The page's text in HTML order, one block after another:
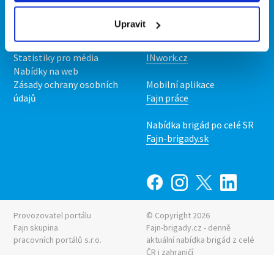
Upravit
Kontakt
Upravit předvolby cookies
Statistiky pro média
Nabídky na web
Zásady ochrany osobních
údajů
Mobilní aplikace
Nabídka práce z celé ČR
INwork.cz
Mobilní aplikace
Fajn práce
Nabídka brigád po celé SR
Fajn-brigady.sk
Provozovatel portálu
Fajn skupina
pracovních portálů s.r.o.
© Copyright 2026
Fajn-brigady.cz - denně
aktuální nabídka brigád z celé
ČR i zahraničí